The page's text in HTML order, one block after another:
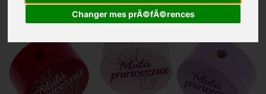
Changer mes prÃ©fÃ©rences